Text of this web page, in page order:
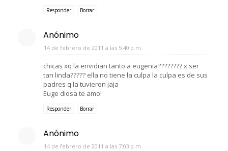
Responder Borrar
Anónimo
14 de febrero de 2011 a las 5:40 p.m.
chicas xq la envidian tanto a eugenia???????? x ser
tan linda????? ella no tiene la culpa la culpa es de sus
padres q la tuvieron jaja
Euge diosa te amo!
Responder Borrar
Anónimo
14 de febrero de 2011 a las 7:03 p.m.